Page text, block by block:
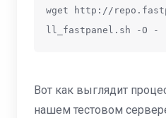
wget http://
Вот как выглядит
нашем тестовом